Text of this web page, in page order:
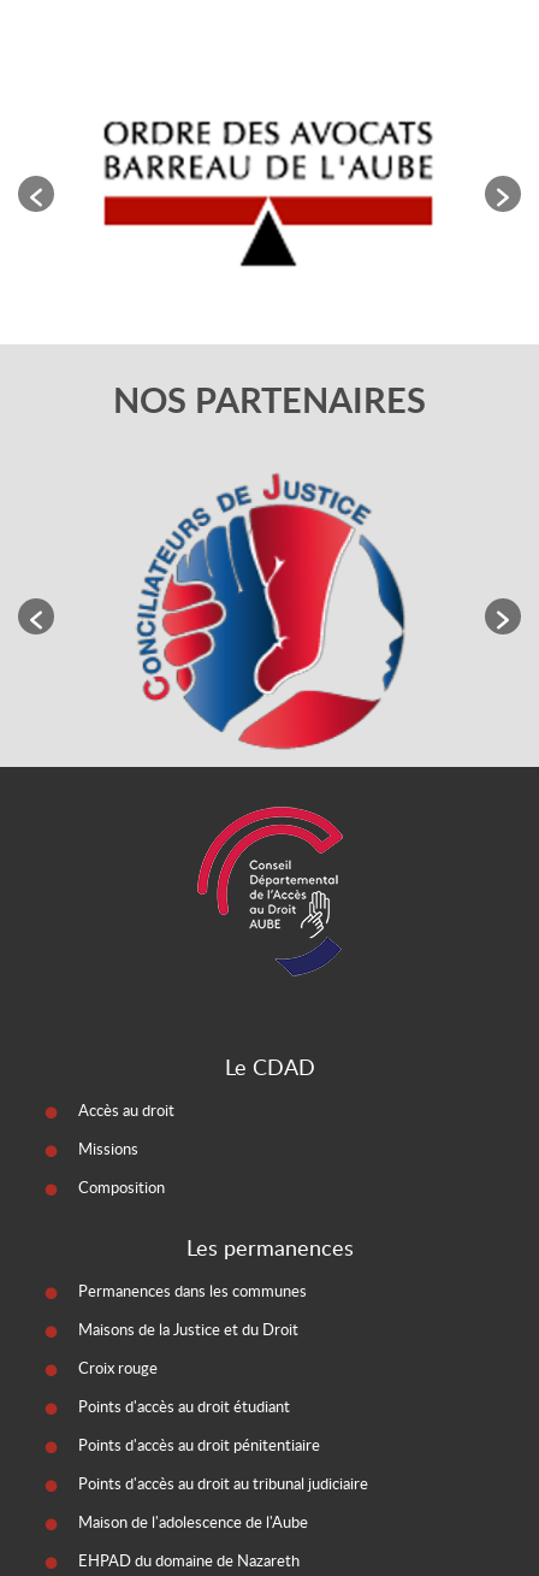
NOS PARTENAIRES
Le CDAD
Accès au droit
Missions
Composition
Les permanences
Permanences dans les communes
Maisons de la Justice et du Droit
Croix rouge
Points d'accès au droit étudiant
Points d'accès au droit pénitentiaire
Points d'accès au droit au tribunal judiciaire
Maison de l'adolescence de l'Aube
EHPAD du domaine de Nazareth